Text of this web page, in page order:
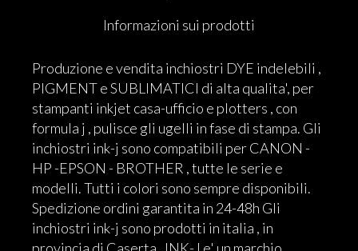
Informazioni sui prodotti
Produzione e vendita inchiostri DYE indelebili ,
PIGMENT e SUBLIMATICI di alta qualita', per
stampanti inkjet casa-ufficio e plotters , con
formula j , pulisce gli ugelli in fase di stampa. Gli
inchiostri ink-j sono compatibili per CANON -
HP -EPSON - BROTHER , tutte le serie e
modelli. Tutti i colori sono sempre disponibili.
Spedizione ordini garantita in 24-48h Gli
inchiostri ink-j sono prodotti in italia , in